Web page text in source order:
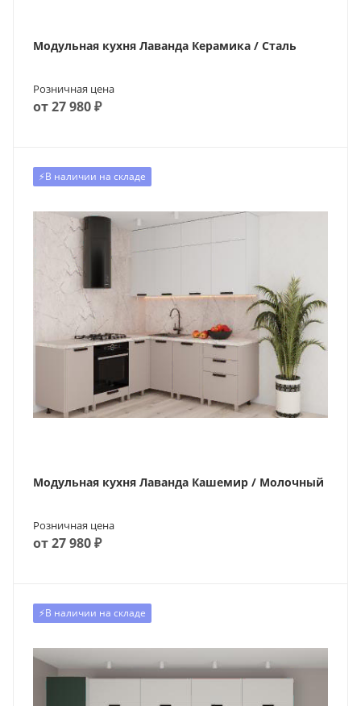
Модульная кухня Лаванда Керамика / Сталь
Розничная цена
от 27 980 ₽
⚡️В наличии на складе
Модульная кухня Лаванда Кашемир / Молочный
Розничная цена
от 27 980 ₽
⚡️В наличии на складе